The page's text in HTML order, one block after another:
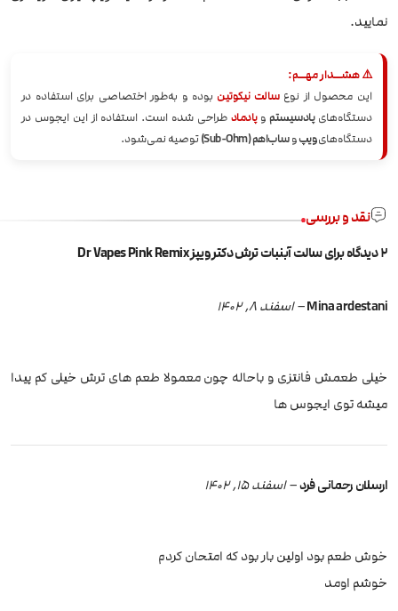
نمایید.
⚠️ هشــدار مهــم:
این محصول از نوعسالت نیکوتینبوده و به‌طور اختصاصی برای استفاده در
دستگاه‌هایپادسیستموپادماد طراحی شده است. استفاده از این ایجوس در
دستگاه‌هایویپوساب‌اهم (Sub-Ohm) توصیه نمی‌شود.
نقد و بررسی
2 دیدگاه برای سالت آبنبات ترش دکتر ویپز Dr Vapes Pink Remix
Mina ardestani
– اسفند 8, 1402
خیلی طعمش فانتزی و باحاله چون معمولا طعم های ترش خیلی کم پیدا
میشه توی ایجوس ها
ارسلان رحمانی فرد– اسفند 15, 1402
خوش طعم بود اولین بار بود که امتحان کردم
خوشم اومد